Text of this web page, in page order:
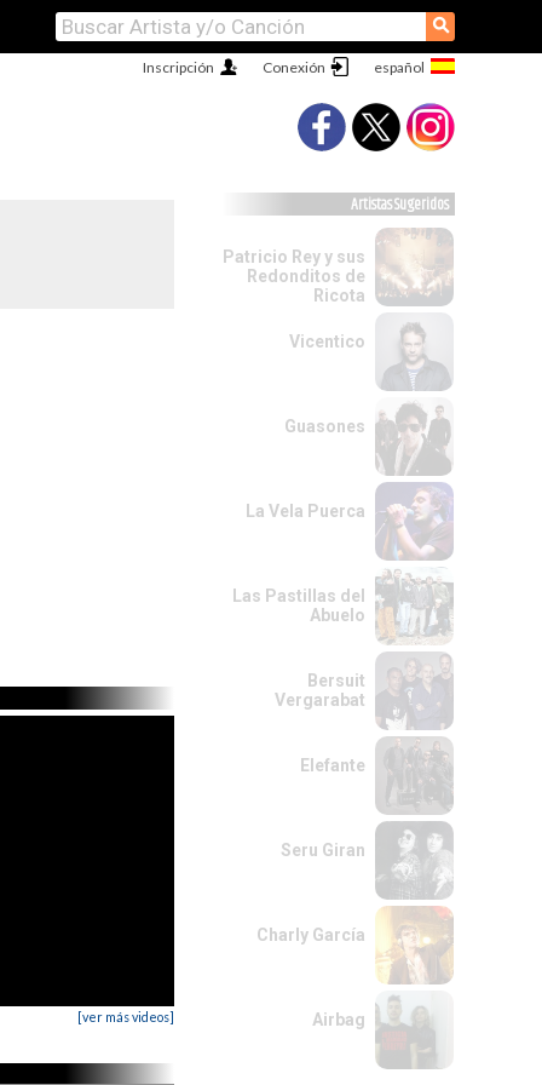
⚲
Conexión
Inscripción
[ver más videos]
Artistas Sugeridos
Patricio Rey y sus
Redonditos de
Ricota
Vicentico
Guasones
La Vela Puerca
Las Pastillas del
Abuelo
Bersuit
Vergarabat
Elefante
Seru Giran
Charly García
Airbag